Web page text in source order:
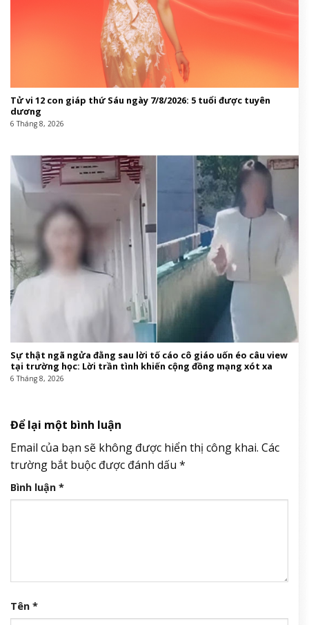
Tử vi 12 con giáp thứ Sáu ngày 7/8/2026: 5 tuổi được tuyên
dương
6 Tháng 8, 2026
Sự thật ngã ngửa đằng sau lời tố cáo cô giáo uốn éo câu view
tại trường học: Lời trần tình khiến cộng đồng mạng xót xa
6 Tháng 8, 2026
Để lại một bình luận
Email của bạn sẽ không được hiển thị công khai. Các
trường bắt buộc được đánh dấu *
Bình luận *
Tên *